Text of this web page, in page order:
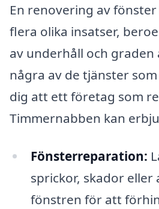
En renovering av
flera olika insatser,
av underhåll och graden
några av de tjänster
dig att ett företag som
Timmernabben kan
Fönsterreparation:
sprickor, skador
fönstren för att